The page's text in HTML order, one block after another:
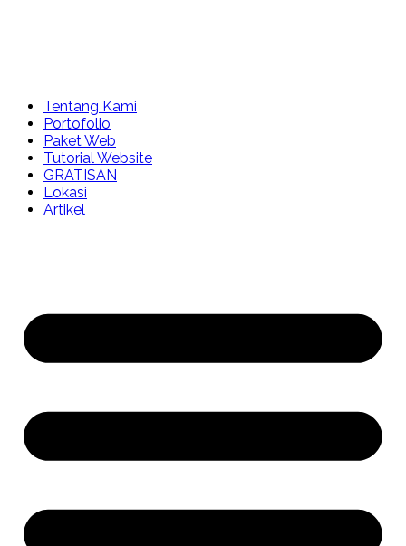
Tentang Kami
Portofolio
Paket Web
Tutorial Website
GRATISAN
Lokasi
Artikel